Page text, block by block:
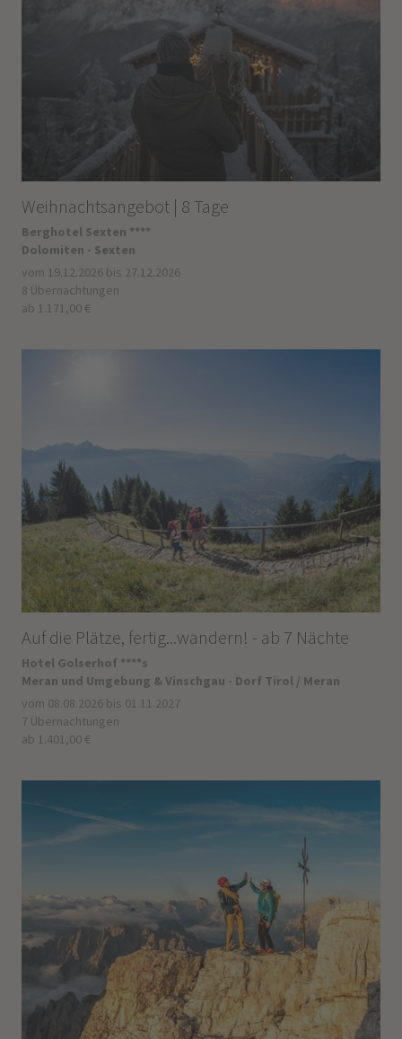
Weihnachtsangebot | 8 Tage
Berghotel Sexten ****
Dolomiten - Sexten
vom 19.12.2026 bis 27.12.2026
8 Übernachtungen
ab 1.171,00 €
Auf die Plätze, fertig...wandern! - ab 7 Nächte
Hotel Golserhof ****s
Meran und Umgebung & Vinschgau - Dorf Tirol / Meran
vom 08.08.2026 bis 01.11.2027
7 Übernachtungen
ab 1.401,00 €